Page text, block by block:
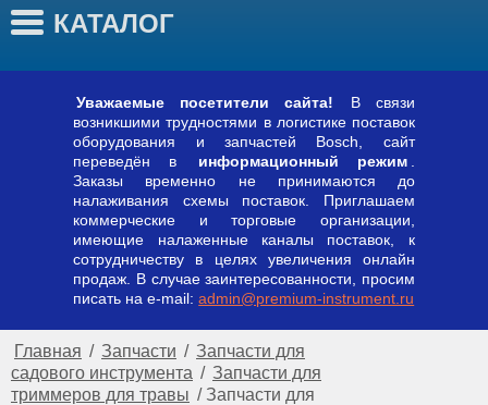
КАТАЛОГ
Уважаемые посетители сайта!
В связи
возникшими трудностями в логистике поставок
оборудования и запчастей Bosch, сайт
переведён в
информационный режим
Заказы временно не принимаются до
налаживания схемы поставок. Приглашаем
коммерческие и торговые организации,
имеющие налаженные каналы поставок, к
сотрудничеству в целях увеличения онлайн
продаж. В случае заинтересованности, просим
писать на e-mail:admin@premium-instrument.ru
Главная / Запчасти / Запчасти для
садового инструмента / Запчасти для
триммеров для травы / Запчасти для